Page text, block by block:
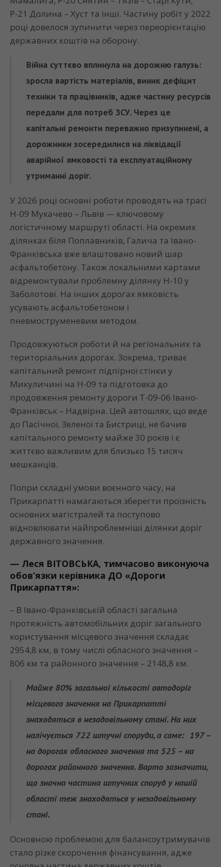
Р-21 Долина – Хуст та інші. Частину робіт у 2022
році довелося зупинити через переорієнтацію
державних коштів на оборону.
Війна суттєво вплинула на дорожню галузь:
зросла вартість матеріалів, виник дефіцит
техніки та працівників, адже частину ресурсів
передали для потреб ЗСУ. Через це
капітальні ремонти переважно призупинені, а
дорожники зосередилися на ліквідації
аварійної ямковості та експлуатаційному
утриманні доріг.
У 2026 році основні роботи проводять на трасі
Н-09 Мукачево – Львів — ключовому
логістичному маршруті області. На окремих
ділянках біля Поплавників, Галича та Івано-
Франківська вже влаштовано новий шар
асфальтобетону. Також локальними картами
відремонтували проблемну ділянку Н-10 у
Заболотові. На інших дорогах ямковість
усувають асфальтобетоном і
пневмоструменевим методом.
Продовжуються роботи й на регіональних та
територіальних дорогах. Зокрема, триває
капітальний ремонт підпірної стінки у
Микуличині на Н-09 та підготовка до
продовження ремонту дороги Т-09-06 Івано-
Франківськ – Надвірна. Цей автошлях, що веде
до Пасічної, Зеленої та Бистриці, не бачив
капітального ремонту майже 30 років і є
життєво важливим для близько 15 тисяч
мешканців.
Попри складні умови воєнного часу, на
Прикарпатті намагаються зберегти проїзність
основних магістралей та поступово
відновлювати найпроблемніші ділянки доріг
державного значення.
— Леся ВІТОВСЬКА, тимчасово виконуюча
обов’язки керівника ДО «Дороги
Прикарпаття»:
– В Івано-Франківській області загальна
протяжність автомобільних доріг загального
користування місцевого значення складає
2954,8 км, в тому числі обласного значення –
806 км та районного значення – 2148,8 км.
Майже 80% загальної кількості автодоріг
місцевого значення на Прикарпатті
знаходяться в незадовільному стані. На них
налічується 722 штучні споруди, а саме: 197 –
на дорогах обласного значення та 525 – на
дорогах районного значення. Варто зазначити,
що значна частина штучних споруд у нашій
області теж знаходяться у незадовільному
стані.
Основною проблемою для балансоутримувачів
стало різке скорочення фінансування, адже